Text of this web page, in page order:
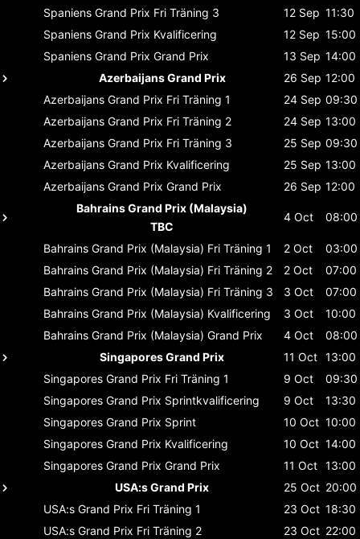
Spaniens Grand Prix Fri Träning 3 12 Sep 11:30
Spaniens Grand Prix Kvalificering 12 Sep 15:00
Spaniens Grand Prix Grand Prix 13 Sep 14:00
Azerbaijans Grand Prix
26 Sep 12:00
Azerbaijans Grand Prix Fri Träning 1 24 Sep 09:30
Azerbaijans Grand Prix Fri Träning 2 24 Sep 13:00
Azerbaijans Grand Prix Fri Träning 3 25 Sep 09:30
Azerbaijans Grand Prix Kvalificering 25 Sep 13:00
Azerbaijans Grand Prix Grand Prix 26 Sep 12:00
Bahrains Grand Prix (Malaysia)
TBC
4 Oct 08:00
Bahrains Grand Prix (Malaysia) Fri Träning 1 2 Oct
03:00
Bahrains Grand Prix (Malaysia) Fri Träning 2 2 Oct
07:00
Bahrains Grand Prix (Malaysia) Fri Träning 3 3 Oct
07:00
Bahrains Grand Prix (Malaysia) Kvalificering 3 Oct
10:00
Bahrains Grand Prix (Malaysia) Grand Prix 4 Oct
08:00
Singapores Grand Prix
11 Oct 13:00
Singapores Grand Prix Fri Träning 1 9 Oct
09:30
Singapores Grand Prix Sprintkvalificering 9 Oct
13:30
Singapores Grand Prix Sprint 10 Oct 10:00
Singapores Grand Prix Kvalificering 10 Oct 14:00
Singapores Grand Prix Grand Prix 11 Oct 13:00
USA:s Grand Prix
25 Oct 20:00
USA:s Grand Prix Fri Träning 1 23 Oct 18:30
USA:s Grand Prix Fri Träning 2 23 Oct 22:00